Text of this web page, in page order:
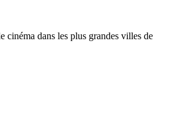
cinéma dans les plus grandes villes de